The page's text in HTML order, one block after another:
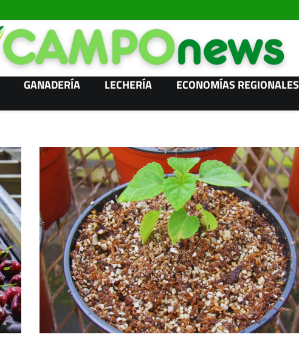
GANADERÍA LECHERÍA ECONOMÍAS REGIONALES